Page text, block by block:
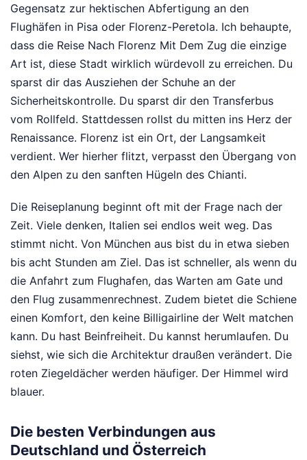
Gegensatz zur hektischen Abfertigung an den
Flughäfen in Pisa oder Florenz-Peretola. Ich behaupte,
dass die Reise Nach Florenz Mit Dem Zug die einzige
Art ist, diese Stadt wirklich würdevoll zu erreichen. Du
sparst dir das Ausziehen der Schuhe an der
Sicherheitskontrolle. Du sparst dir den Transferbus
vom Rollfeld. Stattdessen rollst du mitten ins Herz der
Renaissance. Florenz ist ein Ort, der Langsamkeit
verdient. Wer hierher flitzt, verpasst den Übergang von
den Alpen zu den sanften Hügeln des Chianti.
Die Reiseplanung beginnt oft mit der Frage nach der
Zeit. Viele denken, Italien sei endlos weit weg. Das
stimmt nicht. Von München aus bist du in etwa sieben
bis acht Stunden am Ziel. Das ist schneller, als wenn du
die Anfahrt zum Flughafen, das Warten am Gate und
den Flug zusammenrechnest. Zudem bietet die Schiene
einen Komfort, den keine Billigairline der Welt matchen
kann. Du hast Beinfreiheit. Du kannst herumlaufen. Du
siehst, wie sich die Architektur draußen verändert. Die
roten Ziegeldächer werden häufiger. Der Himmel wird
blauer.
Die besten Verbindungen aus
Deutschland und Österreich